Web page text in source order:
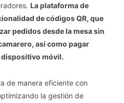
La plataforma de
de códigos QR, que
pedidos desde la mesa sin
así como pagar
móvil.
de manera eficiente con
la gestión de